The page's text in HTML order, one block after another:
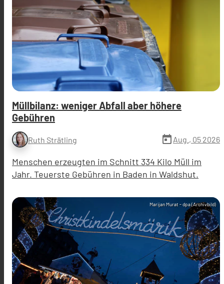
Müllbilanz: weniger Abfall aber höhere
Gebühren
Ruth Strätling today Aug., 05 2026
Menschen erzeugten im Schnitt 334 Kilo Müll im
Jahr. Teuerste Gebühren in Baden in Waldshut.
Marijan Murat - dpa (Archivbild)